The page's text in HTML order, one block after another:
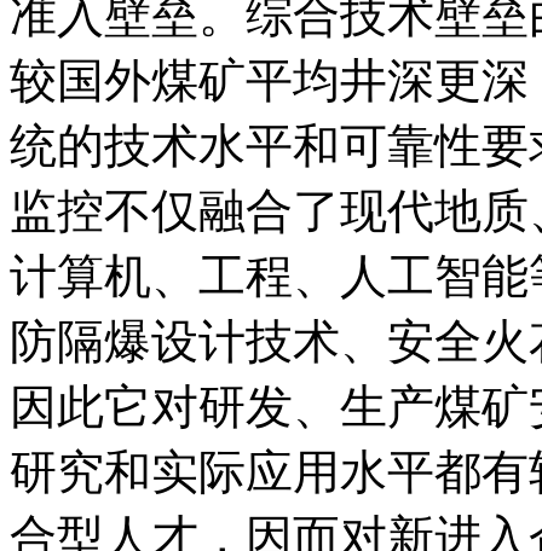
准入壁垒。综合技术壁
较国外煤矿平均井深更
统的技术水平和可靠性
监控不仅融合了现代地
计算机、工程、人工智
防隔爆设计技术、安全
因此它对研发、生产煤
研究和实际应用水平都
合型人才，因而对新进